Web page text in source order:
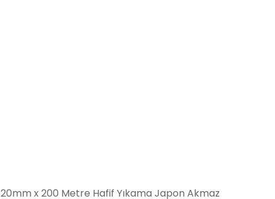
20mm x 200 Metre Hafif Yıkama Japon Akmaz